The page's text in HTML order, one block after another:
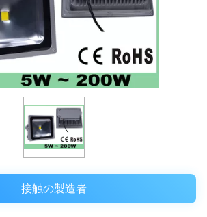
接触の製造者